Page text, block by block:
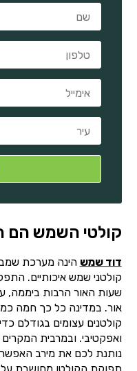
קולטי השמש
דוד שמש הינה מערכת
קולטני שמש איכותיים.
שעות האור הרבות ביממה,
אור. במדינה כל כך חמה
קולטנים עצומים בגודלם
ואפקטיבי. ובמרבית
נותנת לכם את מירב